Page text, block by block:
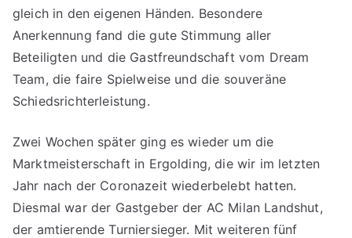
gleich in den eigenen Händen. Besondere
Anerkennung fand die gute Stimmung aller
Beteiligten und die Gastfreundschaft vom Dream
Team, die faire Spielweise und die souveräne
Schiedsrichterleistung.
Zwei Wochen später ging es wieder um die
Marktmeisterschaft in Ergolding, die wir im letzten
Jahr nach der Coronazeit wiederbelebt hatten.
Diesmal war der Gastgeber der AC Milan Landshut,
der amtierende Turniersieger. Mit weiteren fünf